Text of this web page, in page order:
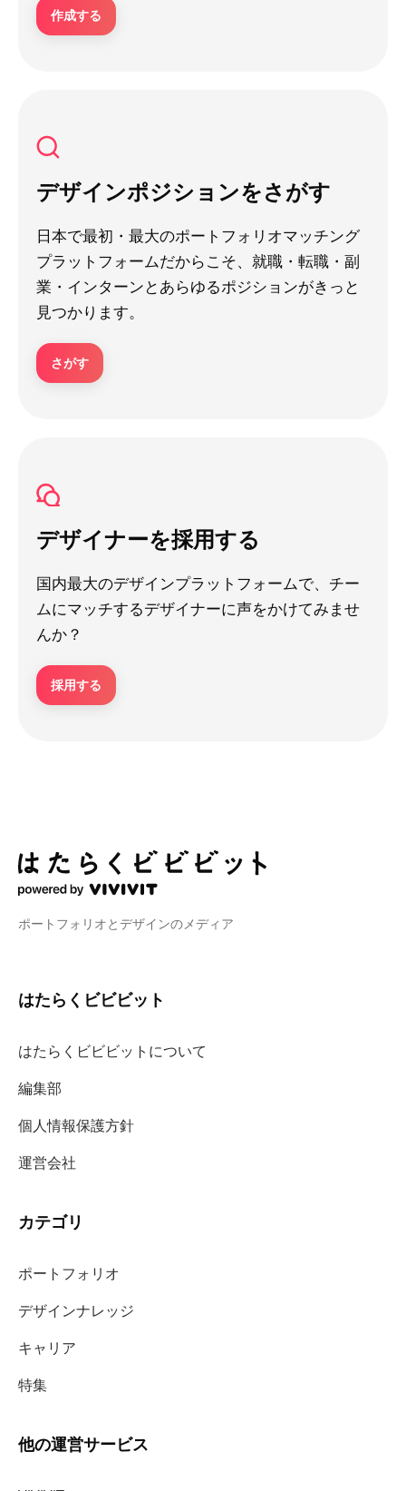
作成する
デザインポジションをさがす
日本で最初・最大のポートフォリオマッチング
プラットフォームだからこそ、就職・転職・副
業・インターンとあらゆるポジションがきっと
見つかります。
さがす
デザイナーを採用する
国内最大のデザインプラットフォームで、チー
ムにマッチするデザイナーに声をかけてみませ
んか？
採用する
ポートフォリオとデザインのメディア
はたらくビビビット
はたらくビビビットについて
編集部
個人情報保護方針
運営会社
カテゴリ
ポートフォリオ
デザインナレッジ
キャリア
特集
他の運営サービス